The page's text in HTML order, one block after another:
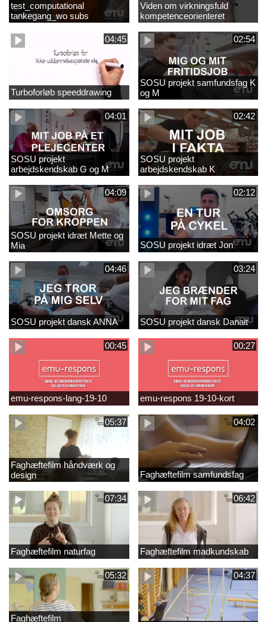
test_computational
tankegang_wo subs
Viden om virkningsfuld
kompetenceorienteret
naturfagsundervisning
04:45
Turboforløb speeddrawing
02:54
SOSU projekt samfundsfag K
og M
04:01
SOSU projekt
arbejdskendskab G og M
02:42
SOSU projekt
arbejdskendskab K
04:09
SOSU projekt idræt Mette og
Mia
02:12
SOSU projekt idræt Jon
04:46
SOSU projekt dansk ANNA
03:24
SOSU projekt dansk Danait
00:45
emu-respons-lang-19-10
00:27
emu-respons 19-10-kort
05:37
Faghæftefilm håndværk og
design
04:02
Faghæftefilm samfundsfag
07:34
Faghæftefilm naturfag
06:42
Faghæftefilm madkundskab
05:32
Faghæftefilm
04:37